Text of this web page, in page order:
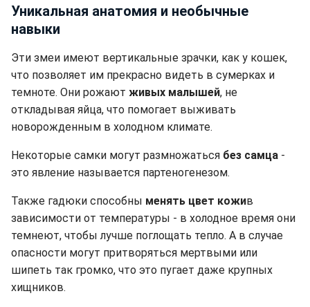
Уникальная анатомия и необычные
навыки
Эти змеи имеют вертикальные зрачки, как у кошек,
что позволяет им прекрасно видеть в сумерках и
темноте. Они рожают живых малышей, не
откладывая яйца, что помогает выживать
новорожденным в холодном климате.
Некоторые самки могут размножаться без самца -
это явление называется партеногенезом.
Также гадюки способны менять цвет кожив
зависимости от температуры - в холодное время они
темнеют, чтобы лучше поглощать тепло. А в случае
опасности могут притворяться мертвыми или
шипеть так громко, что это пугает даже крупных
хищников.